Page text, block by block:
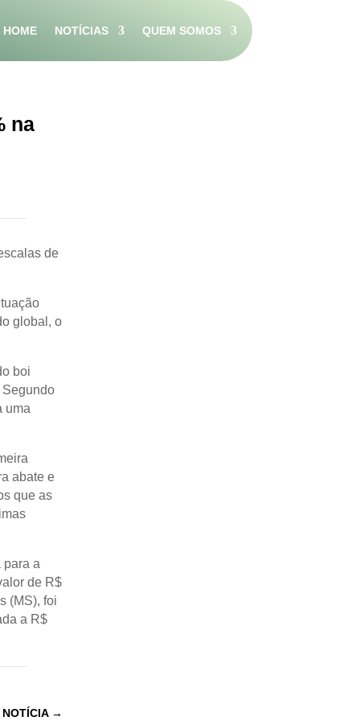
HOME NOTÍCIAS QUEM SOMOS
na
de
global, o
boi
Segundo
uma
abate e
que as
para a
de R$
(MS), foi
a R$
NOTÍCIA→